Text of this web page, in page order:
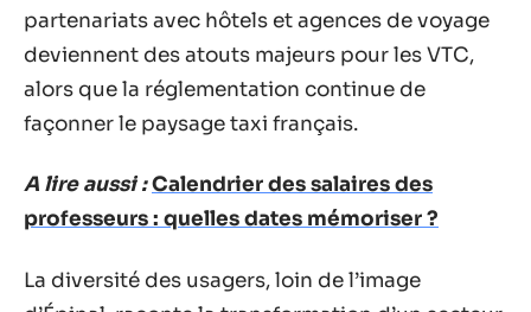
partenariats avec hôtels et agences de voyage
deviennent des atouts majeurs pour les VTC,
alors que la réglementation continue de
façonner le paysage taxi français.
A lire aussi :Calendrier des salaires des
professeurs : quelles dates mémoriser ?
La diversité des usagers, loin de l’image